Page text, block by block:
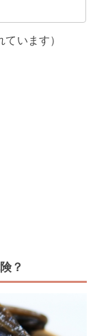
います）
？